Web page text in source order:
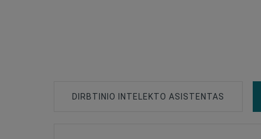
DIRBTINIO INTELEKTO ASISTENTAS